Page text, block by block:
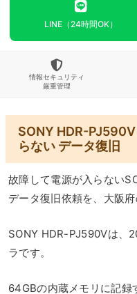
LINE（24時間OK）
情報セキュリティ
厳重管理
SONY HDR-
らない データ復旧
故障して電源が入らない
データ復旧依頼を、大阪
SONY HDR-PJ590Vは、
ラです。
64GBの内蔵メモリに記録